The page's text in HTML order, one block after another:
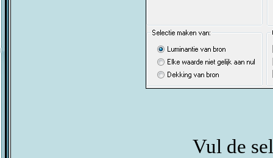
Vul de